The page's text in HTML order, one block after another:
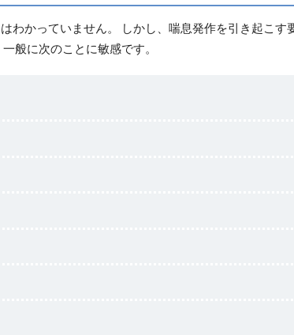
わかっていません。 しかし、喘息発作を引き起こす
般に次のことに敏感です。